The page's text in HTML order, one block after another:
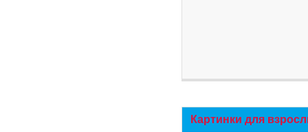
Картинки для